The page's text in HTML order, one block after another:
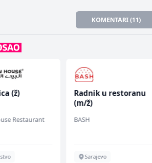
KOMENTARI (11)
(ž)
Restaurant
Radnik u restoranu
(m/ž)
BASH
Sarajevo